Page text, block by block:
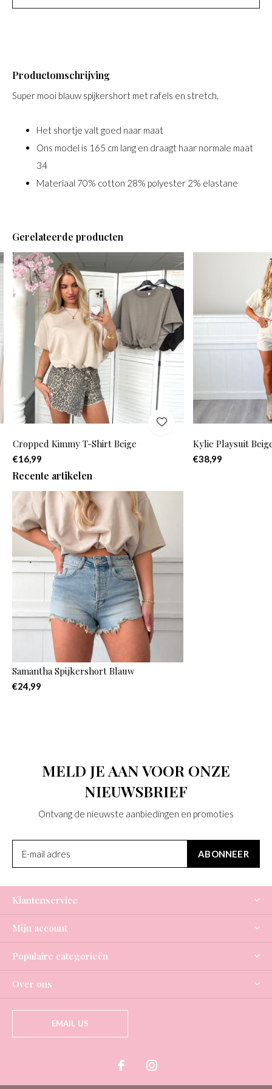
Productomschrijving
Super mooi blauw spijkershort met rafels en stretch.
Het shortje valt goed naar maat
Ons model is 165 cm lang en draagt haar normale maat
34
Materiaal 70% cotton 28% polyester 2% elastane
Gerelateerde producten
Cropped Kimmy T-Shirt Beige
€16,99
Kylie Playsuit
€38,99
Recente artikelen
Samantha Spijkershort Blauw
€24,99
MELD JE AAN VOOR ONZE
NIEUWSBRIEF
Ontvang de nieuwste aanbiedingen en promoties
ABONNEER
Klantenservice
Mijn account
Populaire categorieën
Over ons
EMAIL US